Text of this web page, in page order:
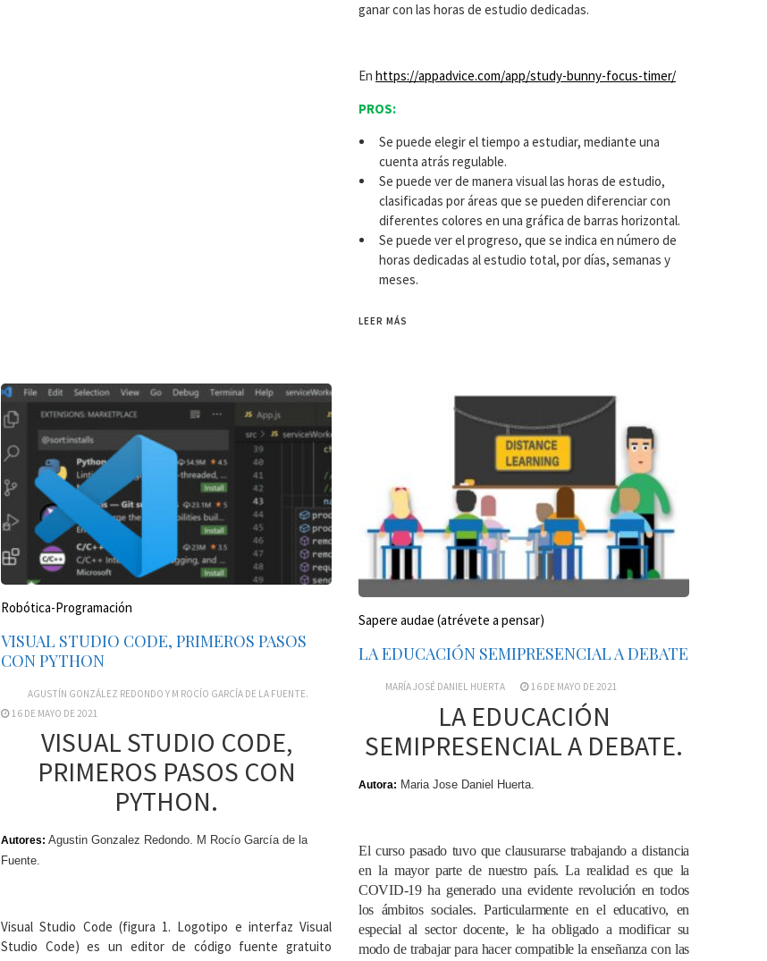
ganar con las horas de estudio dedicadas.
En https://appadvice.com/app/study-bunny-focus-timer/
PROS:
Se puede elegir el tiempo a estudiar, mediante una
cuenta atrás regulable.
Se puede ver de manera visual las horas de estudio,
clasificadas por áreas que se pueden diferenciar con
diferentes colores en una gráfica de barras horizontal.
Se puede ver el progreso, que se indica en número de
horas dedicadas al estudio total, por días, semanas y
meses.
LEER MÁS
Robótica-Programación
VISUAL STUDIO CODE, PRIMEROS PASOS
CON PYTHON
AGUSTÍN GONZÁLEZ REDONDO Y M ROCÍO GARCÍA DE LA FUENTE.
16 DE MAYO DE 2021
VISUAL STUDIO CODE,
PRIMEROS PASOS CON
PYTHON.
Autores: Agustin Gonzalez Redondo. M Rocío García de la
Fuente.
Visual Studio Code (figura 1. Logotipo e interfaz Visual
Studio Code) es un editor de código fuente gratuito
Sapere audae (atrévete a pensar)
LA EDUCACIÓN SEMIPRESENCIAL A DEBATE
MARÍA JOSÉ DANIEL HUERTA 16 DE MAYO DE 2021
LA EDUCACIÓN
SEMIPRESENCIAL A DEBATE.
Autora: Maria Jose Daniel Huerta.
El curso pasado tuvo que clausurarse trabajando a distancia
en la mayor parte de nuestro país. La realidad es que la
COVID-19 ha generado una evidente revolución en todos
los ámbitos sociales. Particularmente en el educativo, en
especial al sector docente, le ha obligado a modificar su
modo de trabajar para hacer compatible la enseñanza con las